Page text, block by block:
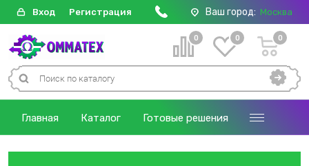
Вход Регистрация Ваш город: Москва
0 0 0
Главная Каталог Готовые решения